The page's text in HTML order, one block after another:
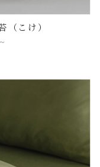
こけ）
～